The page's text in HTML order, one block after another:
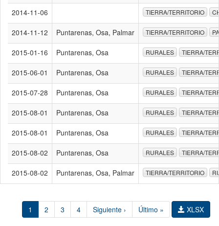
2014-11-06 TIERRA/TERRITORIO
2014-11-12 Puntarenas, Osa, Palmar TIERRA/TERRITORIO
2015-01-16 Puntarenas, Osa RURALES TIERRA/
2015-06-01 Puntarenas, Osa RURALES TIERRA/
2015-07-28 Puntarenas, Osa RURALES TIERRA/
2015-08-01 Puntarenas, Osa RURALES TIERRA/
2015-08-01 Puntarenas, Osa RURALES TIERRA/
2015-08-02 Puntarenas, Osa RURALES TIERRA/
2015-08-02 Puntarenas, Osa, Palmar TIERRA/TERRITORIO
1 2 3 4 Siguiente › Último » XLSX